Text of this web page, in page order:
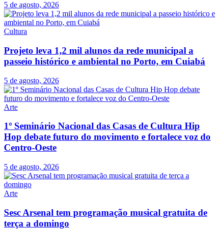
5 de agosto, 2026
Cultura
Projeto leva 1,2 mil alunos da rede municipal a
passeio histórico e ambiental no Porto, em Cuiabá
5 de agosto, 2026
Arte
1º Seminário Nacional das Casas de Cultura Hip
Hop debate futuro do movimento e fortalece voz do
Centro-Oeste
5 de agosto, 2026
Arte
Sesc Arsenal tem programação musical gratuita de
terça a domingo